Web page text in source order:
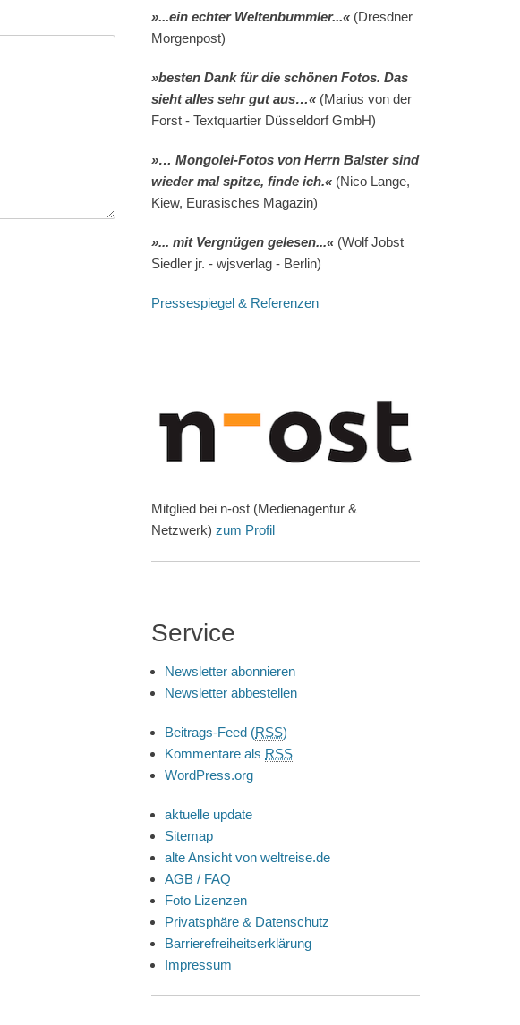
»...ein echter Weltenbummler...« (Dresdner
Morgenpost)
»besten Dank für die schönen Fotos. Das
sieht alles sehr gut aus…« (Marius von der
Forst - Textquartier Düsseldorf GmbH)
»… Mongolei-Fotos von Herrn Balster sind
wieder mal spitze, finde ich.« (Nico Lange,
Kiew, Eurasisches Magazin)
»... mit Vergnügen gelesen...« (Wolf Jobst
Siedler jr. - wjsverlag - Berlin)
Pressespiegel & Referenzen
Mitglied bei n-ost (Medienagentur &
Netzwerk) zum Profil
Service
Newsletter abonnieren
Newsletter abbestellen
Beitrags-Feed (RSS)
Kommentare als RSS
WordPress.org
aktuelle update
Sitemap
alte Ansicht von weltreise.de
AGB / FAQ
Foto Lizenzen
Privatsphäre & Datenschutz
Barrierefreiheitserklärung
Impressum